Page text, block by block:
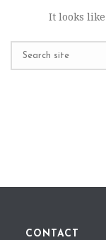
It looks
CONTACT